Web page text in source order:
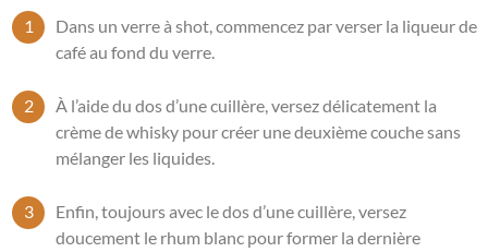
Dans un verre à shot, commencez par verser la liqueur de
café au fond du verre.
À l’aide du dos d’une cuillère, versez délicatement la
crème de whisky pour créer une deuxième couche sans
mélanger les liquides.
Enfin, toujours avec le dos d’une cuillère, versez
doucement le rhum blanc pour former la dernière